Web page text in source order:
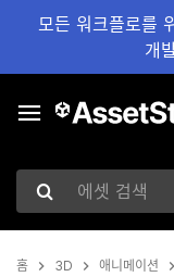
모든 워크플로를
개
에셋 검색
홈 3D 애니메이션